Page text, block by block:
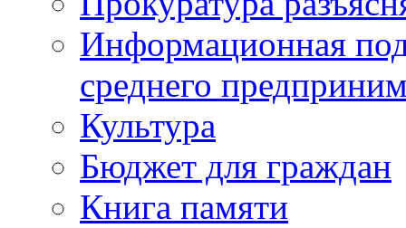
Информационная
среднего
Культура
Бюджет для граждан
Книга памяти